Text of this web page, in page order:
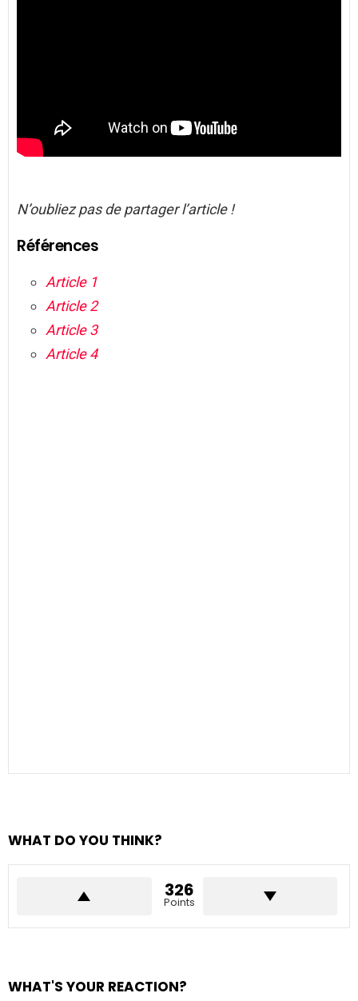
N’oubliez pas de partager l’article !
Références
Article 1
Article 2
Article 3
Article 4
WHAT DO YOU THINK?
326
Points
WHAT'S YOUR REACTION?